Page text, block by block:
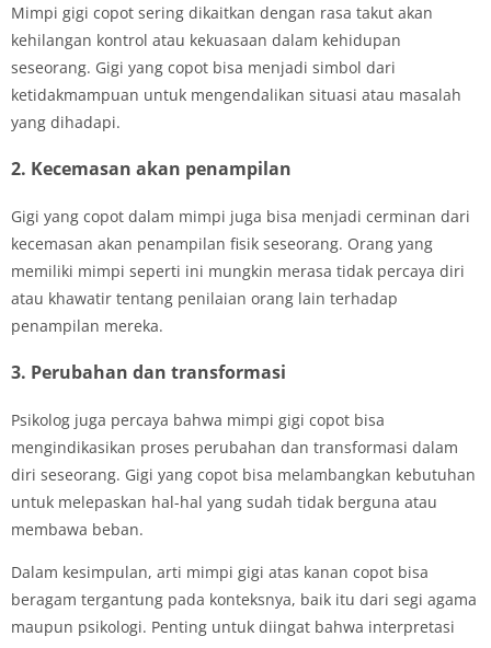
Mimpi gigi copot sering dikaitkan dengan rasa takut akan
kehilangan kontrol atau kekuasaan dalam kehidupan
seseorang. Gigi yang copot bisa menjadi simbol dari
ketidakmampuan untuk mengendalikan situasi atau masalah
yang dihadapi.
2. Kecemasan akan penampilan
Gigi yang copot dalam mimpi juga bisa menjadi cerminan dari
kecemasan akan penampilan fisik seseorang. Orang yang
memiliki mimpi seperti ini mungkin merasa tidak percaya diri
atau khawatir tentang penilaian orang lain terhadap
penampilan mereka.
3. Perubahan dan transformasi
Psikolog juga percaya bahwa mimpi gigi copot bisa
mengindikasikan proses perubahan dan transformasi dalam
diri seseorang. Gigi yang copot bisa melambangkan kebutuhan
untuk melepaskan hal-hal yang sudah tidak berguna atau
membawa beban.
Dalam kesimpulan, arti mimpi gigi atas kanan copot bisa
beragam tergantung pada konteksnya, baik itu dari segi agama
maupun psikologi. Penting untuk diingat bahwa interpretasi